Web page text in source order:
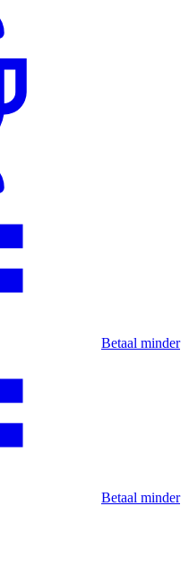
Betaal minder
Betaal minder